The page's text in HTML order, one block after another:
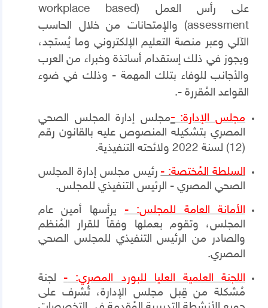
على رأس العمل (workplace based
assessment) والإمتحانات من خلال الحاسب
الآلي وعبر منصة التعليم الإلكتروني وما يُستجد،
ويجوز في ذلك إستقدام أساتذة وخبراء من العرب
والأجانب للوفاء بتلك المهمة - وذلك في ضوء
القواعد المُقررة -.
مجلس الإدارة: -مجلس إدارة المجلس الصحي
المصري بتشكيله المنصوص عليه بالقانون رقم
(12) لسنة 2022 ولائحته التنفيذية.
السلطة المُختصة: - رئيس مجلس إدارة المجلس
الصحي المصري - الرئيس التنفيذي للمجلس.
الأمانة العامة للمجلس: - يرأسها أمين عام
المجلس، وتقوم بعملها وفقاً للقرار المُنظم
والصادر من الرئيس التنفيذي للمجلس الصحي
المصري.
اللجنة العلمية العليا للبورد المصري:- لجنة
مُشكلة من قِبل مجلس الإدارة، تُشرف على